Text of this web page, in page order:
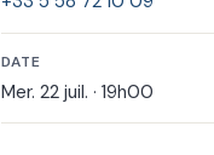
DATE
Mer. 22 juil. · 19h00